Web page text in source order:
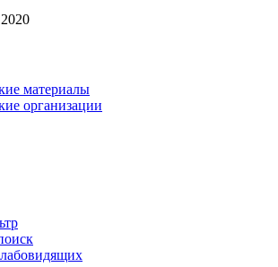
материалы
организации